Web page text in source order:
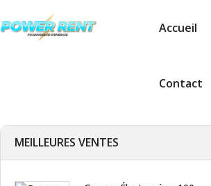
Accueil
Contact
MEILLEURES VENTES